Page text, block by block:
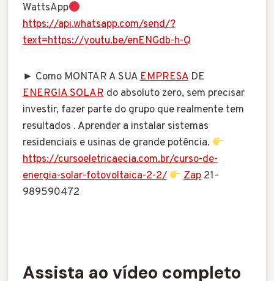
WattsApp
https://api.whatsapp.com/send/?
text=https://youtu.be/enENGdb-h-Q
► Como MONTAR A SUAEMPRESADE
ENERGIA SOLARdo absoluto zero, sem precisar
investir, fazer parte do grupo que realmente tem
resultados . Aprender a instalar sistemas
residenciais e usinas de grande potência.
https://cursoeletricaecia.com.br/curso-de-
energia-solar-fotovoltaica-2-2/
Zap 21-
989590472
Assista ao vídeo completo